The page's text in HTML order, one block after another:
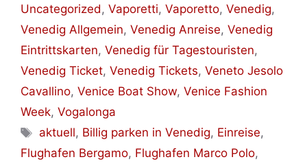
Uncategorized, Vaporetti, Vaporetto, Venedig,
Venedig Allgemein, Venedig Anreise, Venedig
Eintrittskarten, Venedig für Tagestouristen,
Venedig Ticket, Venedig Tickets, Veneto Jesolo
Cavallino, Venice Boat Show, Venice Fashion
Week, Vogalonga
Schlagwörter
aktuell, Billig parken in Venedig, Einreise,
Flughafen Bergamo, Flughafen Marco Polo,